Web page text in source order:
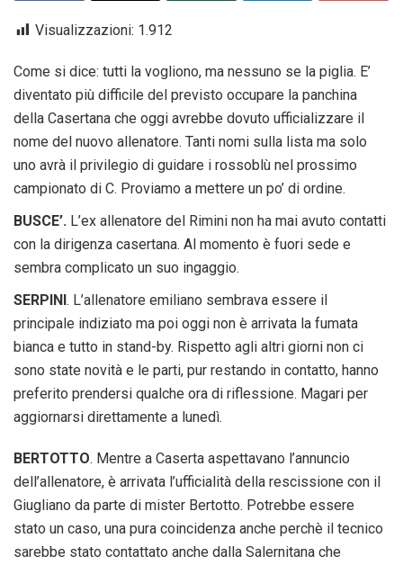
Visualizzazioni: 1.912
Come si dice: tutti la vogliono, ma nessuno se la piglia. E’
diventato più difficile del previsto occupare la panchina
della Casertana che oggi avrebbe dovuto ufficializzare il
nome del nuovo allenatore. Tanti nomi sulla lista ma solo
uno avrà il privilegio di guidare i rossoblù nel prossimo
campionato di C. Proviamo a mettere un po’ di ordine.
BUSCE’. L’ex allenatore del Rimini non ha mai avuto contatti
con la dirigenza casertana. Al momento è fuori sede e
sembra complicato un suo ingaggio.
SERPINI . L’allenatore emiliano sembrava essere il
principale indiziato ma poi oggi non è arrivata la fumata
bianca e tutto in stand-by. Rispetto agli altri giorni non ci
sono state novità e le parti, pur restando in contatto, hanno
preferito prendersi qualche ora di riflessione. Magari per
aggiornarsi direttamente a lunedì.
BERTOTTO. Mentre a Caserta aspettavano l’annuncio
dell’allenatore, è arrivata l’ufficialità della rescissione con il
Giugliano da parte di mister Bertotto. Potrebbe essere
stato un caso, una pura coincidenza anche perchè il tecnico
sarebbe stato contattato anche dalla Salernitana che